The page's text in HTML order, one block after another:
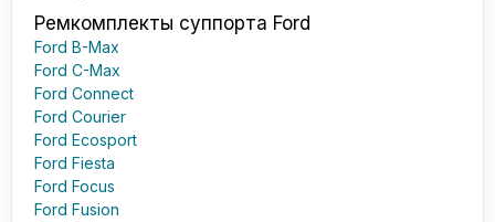
Ремкомплекты суппорта Ford
Ford B-Max
Ford C-Max
Ford Connect
Ford Courier
Ford Ecosport
Ford Fiesta
Ford Focus
Ford Fusion